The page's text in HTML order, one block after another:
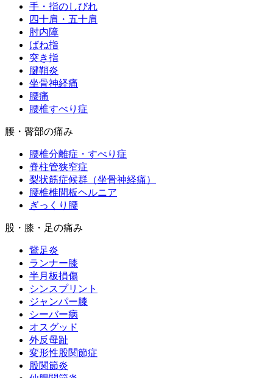
手・指のしびれ
四十肩・五十肩
肘内障
ばね指
突き指
腱鞘炎
坐骨神経痛
腰痛
腰椎すべり症
腰・臀部の痛み
腰椎分離症・すべり症
脊柱管狭窄症
梨状筋症候群（坐骨神経痛）
腰椎椎間板ヘルニア
ぎっくり腰
股・膝・足の痛み
鵞足炎
ランナー膝
半月板損傷
シンスプリント
ジャンパー膝
シーバー病
オスグッド
外反母趾
変形性股関節症
股関節炎